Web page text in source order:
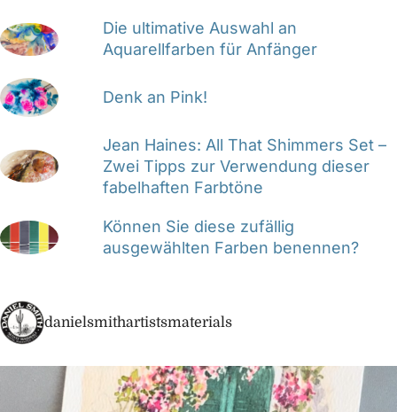
Die ultimative Auswahl an
Aquarellfarben für Anfänger
Denk an Pink!
Jean Haines: All That Shimmers Set –
Zwei Tipps zur Verwendung dieser
fabelhaften Farbtöne
Können Sie diese zufällig
ausgewählten Farben benennen?
danielsmithartistsmaterials